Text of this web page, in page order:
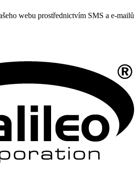
webu prostřednictvím SMS a e-mailů